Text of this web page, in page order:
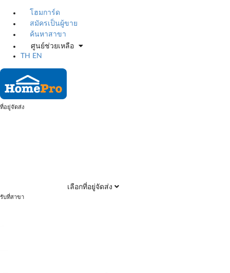
โฮมการ์ด
สมัครเป็นผู้ขาย
ค้นหาสาขา
ศูนย์ช่วยเหลือ
TH
EN
ที่อยู่จัดส่ง
เลือกที่อยู่จัดส่ง
รับที่สาขา